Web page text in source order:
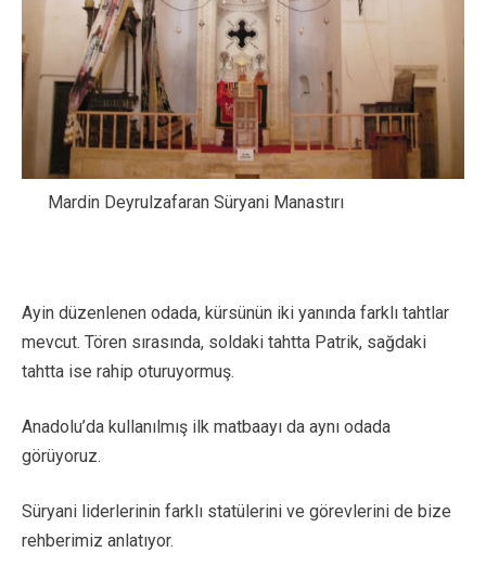
Mardin Deyrulzafaran Süryani Manastırı
Ayin düzenlenen odada, kürsünün iki yanında farklı tahtlar
mevcut. Tören sırasında, soldaki tahtta Patrik, sağdaki
tahtta ise rahip oturuyormuş.
Anadolu’da kullanılmış ilk matbaayı da aynı odada
görüyoruz.
Süryani liderlerinin farklı statülerini ve görevlerini de bize
rehberimiz anlatıyor.